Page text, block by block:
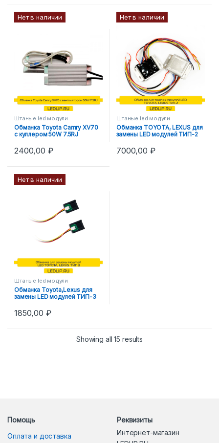
Нет в наличии
Штаные led модули
Обманка Toyota Camry XV70
с куллером 50W 7.5RJ
2400,00 ₽
Нет в наличии
Штаные led модули
Обманка TOYOTA, LEXUS для
замены LED модулей ТИП-2
7000,00 ₽
Нет в наличии
Штаные led модули
Обманка Toyota,Lexus для
замены LED модулей ТИП-3
1850,00 ₽
Showing all 15 results
Помощь
Оплата и доставка
Реквизиты
Интернет-магазин